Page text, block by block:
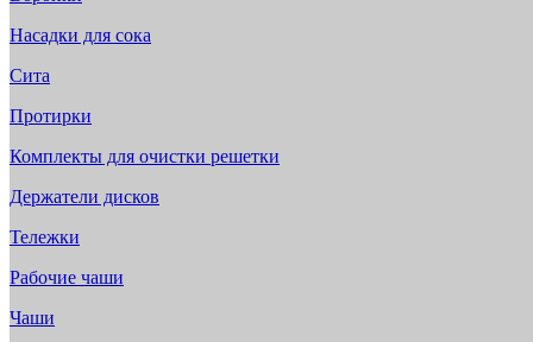
Насадки для сока
Сита
Протирки
Комплекты для очистки решетки
Держатели дисков
Тележки
Рабочие чаши
Чаши